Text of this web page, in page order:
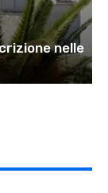
nelle